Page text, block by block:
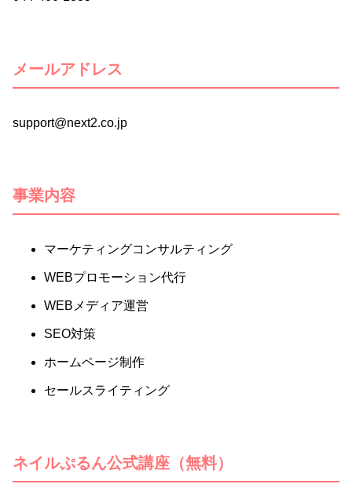
メールアドレス
support@next2.co.jp
事業内容
マーケティングコンサルティング
WEBプロモーション代行
WEBメディア運営
SEO対策
ホームページ制作
セールスライティング
ネイルぷるん公式講座（無料）